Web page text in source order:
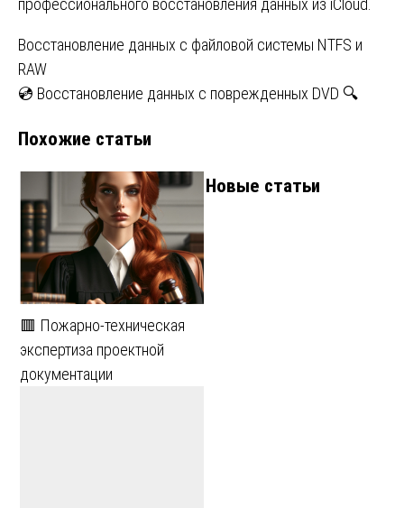
профессионального восстановления данных из iCloud.
Навигация
по
Восстановление данных с файловой системы NTFS и
RAW
💿 Восстановление данных с поврежденных DVD 🔍
Похожие статьи
🟥 Пожарно-техническая
экспертиза проектной
документации
Новые статьи